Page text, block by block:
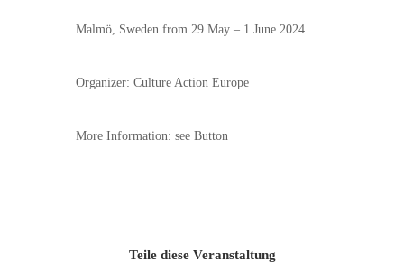
Malmö, Sweden from 29 May – 1 June 2024
Organizer: Culture Action Europe
More Information: see Button
Teile diese Veranstaltung